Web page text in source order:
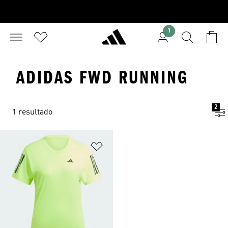
1
ADIDAS FWD RUNNING
1 resultado
2